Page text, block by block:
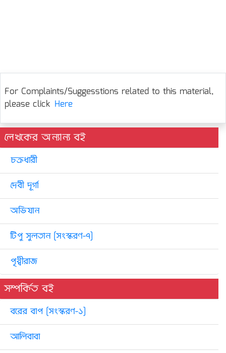
For Complaints/Suggesstions related to this material,
please click Here
লেখকের অন্যান্য বই
চক্রধারী
দেবী দূর্গা
অভিযান
টিপু সুলতান [সংস্করণ-৭]
পৃথ্বীরাজ
সম্পর্কিত বই
বরের বাপ [সংস্করণ-১]
আলিবাবা